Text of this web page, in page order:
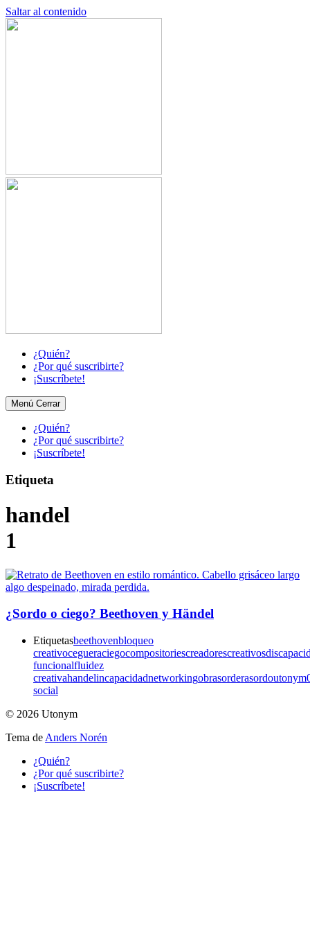
Saltar al contenido
¿Quién?
¿Por qué suscribirte?
¡Suscríbete!
Menú Cerrar
¿Quién?
¿Por qué suscribirte?
¡Suscríbete!
Etiqueta
handel
1
¿Sordo o ciego? Beethoven y Händel
Etiquetasbeethovenbloqueo
creativocegueraciegocompositoriescreadorescreativos
funcionalfluidez
creativahandelincapacidadnetworkingobrasorderasordo
social
© 2026 Utonym
Tema de Anders Norén
¿Quién?
¿Por qué suscribirte?
¡Suscríbete!